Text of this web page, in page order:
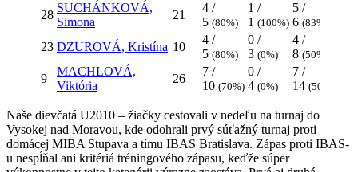
28
SUCHÁNKOVÁ,
Simona
21
4 /
5 (80%)
1 /
1 (100%)
5 /
6 (83%)
23 DZUROVÁ, Kristína 10
4 /
5 (80%)
0 /
3 (0%)
4 /
8 (50%)
9
MACHLOVÁ,
Viktória
26
7 /
10 (70%)
0 /
4 (0%)
7 /
14 (50%)
Naše dievčatá U2010 – žiačky cestovali v nedeľu na turnaj do
Vysokej nad Moravou, kde odohrali prvý súťažný turnaj proti
domácej MIBA Stupava a tímu IBAS Bratislava. Zápas proti IBAS-
u nespĺňal ani kritériá tréningového zápasu, keďže súper